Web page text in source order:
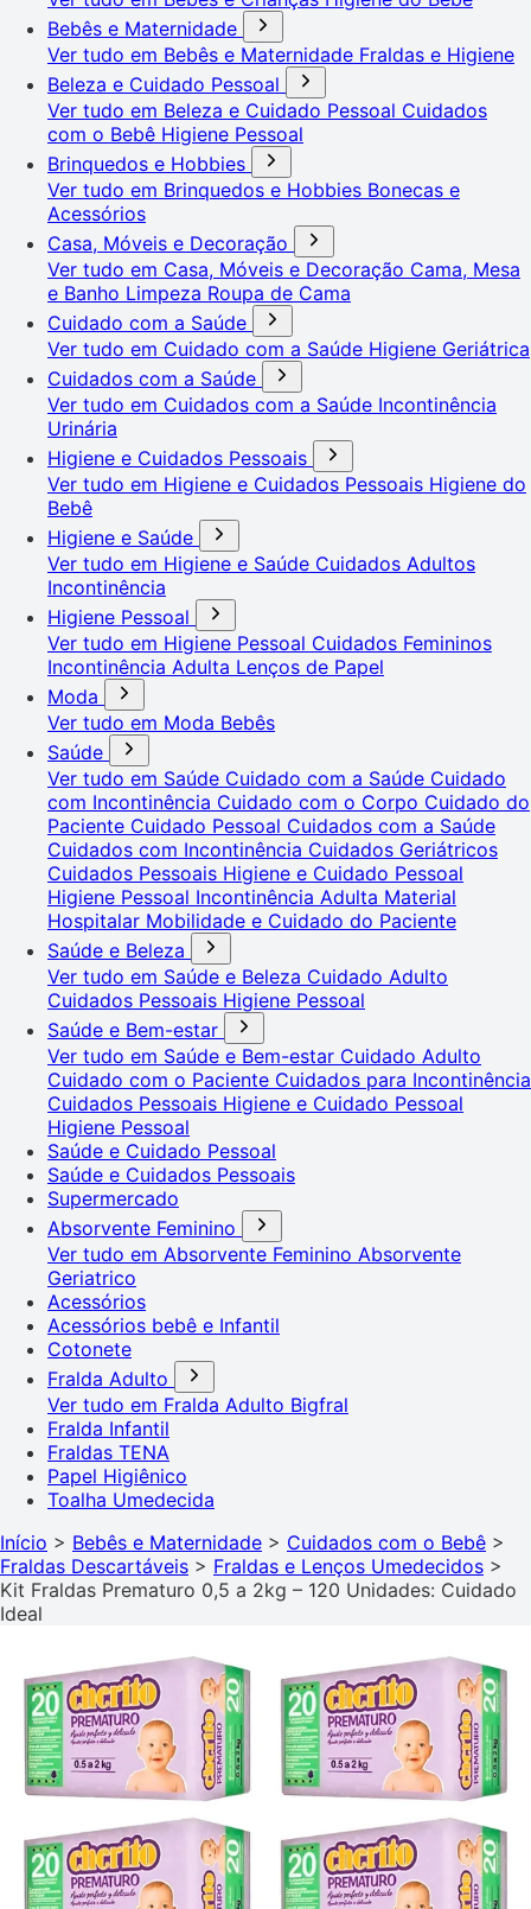
Bebês e Maternidade
Ver tudo em Bebês e Maternidade Fraldas e Higiene
Beleza e Cuidado Pessoal
Ver tudo em Beleza e Cuidado Pessoal Cuidados
com o Bebê Higiene Pessoal
Brinquedos e Hobbies
Ver tudo em Brinquedos e Hobbies Bonecas e
Acessórios
Casa, Móveis e Decoração
Ver tudo em Casa, Móveis e Decoração Cama, Mesa
e Banho Limpeza Roupa de Cama
Cuidado com a Saúde
Ver tudo em Cuidado com a Saúde Higiene Geriátrica
Cuidados com a Saúde
Ver tudo em Cuidados com a Saúde Incontinência
Urinária
Higiene e Cuidados Pessoais
Ver tudo em Higiene e Cuidados Pessoais Higiene do
Bebê
Higiene e Saúde
Ver tudo em Higiene e Saúde Cuidados Adultos
Incontinência
Higiene Pessoal
Ver tudo em Higiene Pessoal Cuidados Femininos
Incontinência Adulta Lenços de Papel
Moda
Ver tudo em Moda Bebês
Saúde
Ver tudo em Saúde Cuidado com a Saúde Cuidado
com Incontinência Cuidado com o Corpo Cuidado do
Paciente Cuidado Pessoal Cuidados com a Saúde
Cuidados com Incontinência Cuidados Geriátricos
Cuidados Pessoais Higiene e Cuidado Pessoal
Higiene Pessoal Incontinência Adulta Material
Hospitalar Mobilidade e Cuidado do Paciente
Saúde e Beleza
Ver tudo em Saúde e Beleza Cuidado Adulto
Cuidados Pessoais Higiene Pessoal
Saúde e Bem-estar
Ver tudo em Saúde e Bem-estar Cuidado Adulto
Cuidado com o Paciente Cuidados para Incontinência
Cuidados Pessoais Higiene e Cuidado Pessoal
Higiene Pessoal
Saúde e Cuidado Pessoal
Saúde e Cuidados Pessoais
Supermercado
Absorvente Feminino
Ver tudo em Absorvente Feminino Absorvente
Geriatrico
Acessórios
Acessórios bebê e Infantil
Cotonete
Fralda Adulto
Ver tudo em Fralda Adulto Bigfral
Fralda Infantil
Fraldas TENA
Papel Higiênico
Toalha Umedecida
Início > Bebês e Maternidade > Cuidados com o Bebê >
Fraldas Descartáveis > Fraldas e Lenços Umedecidos >
Kit Fraldas Prematuro 0,5 a 2kg – 120 Unidades: Cuidado
Ideal